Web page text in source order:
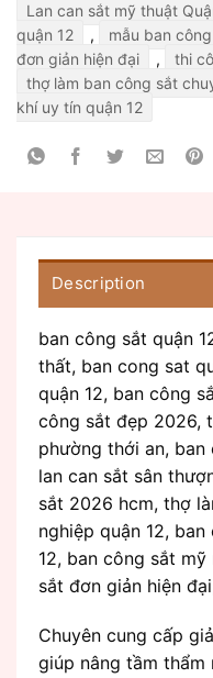
Lan can sắt mỹ thuật
quận 12
, mẫu ban
đơn giản hiện đại
, thi
thợ làm ban công sắt
khí uy tín quận 12
Description
ban công sắt quận
thất, ban cong sat
quận 12, ban công
công sắt đẹp 2026,
phường thới an, ban
lan can sắt sân
sắt 2026 hcm, thợ
nghiệp quận 12,
12, ban công sắt
sắt đơn giản hiện
Chuyên cung cấp
giúp nâng tầm